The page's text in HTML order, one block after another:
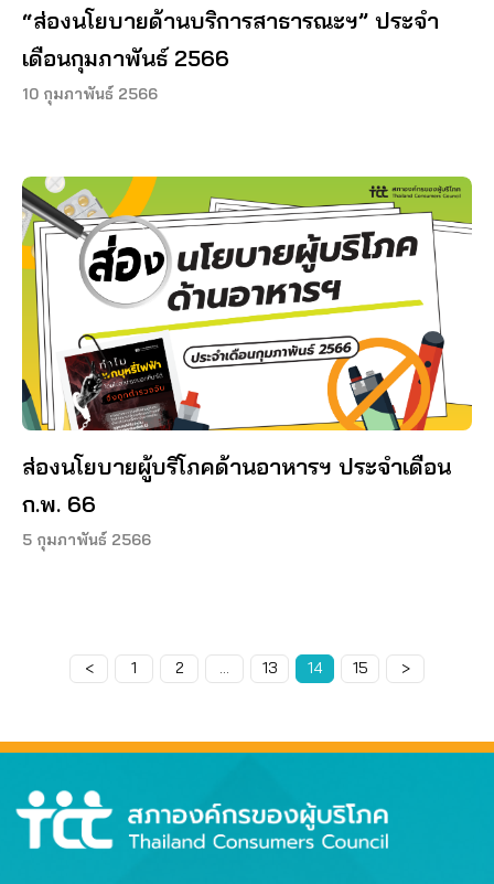
“ส่องนโยบายด้านบริการสาธารณะฯ” ประจำ
เดือนกุมภาพันธ์ 2566
10 กุมภาพันธ์ 2566
ส่องนโยบายผู้บริโภคด้านอาหารฯ ประจำเดือน
ก.พ. 66
5 กุมภาพันธ์ 2566
< Page
1 Page
2 … Page
13 Page
14 Page
15 >